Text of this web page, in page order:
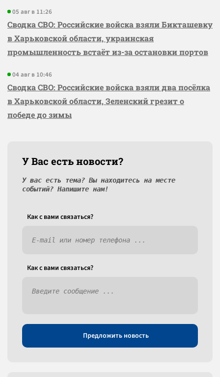
05 авг в 11:26
Сводка СВО: Российские войска взяли Бикташевку
в Харьковской области, украинская
промышленность встаёт из-за остановки портов
04 авг в 10:46
Сводка СВО: Российские войска взяли два посёлка
в Харьковской области, Зеленский грезит о
победе до зимы
У Вас есть новости?
У вас есть тема? Вы находитесь на месте
событий? Напишите нам!
Как c вами связаться?
Как c вами связаться?
Предложить новость